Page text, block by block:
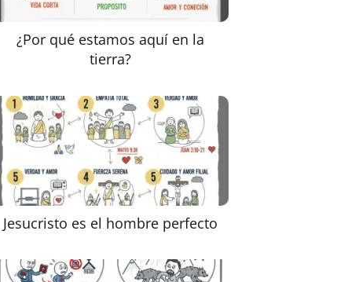
¿Por qué estamos aquí en la
tierra?
Jesucristo es el hombre perfecto